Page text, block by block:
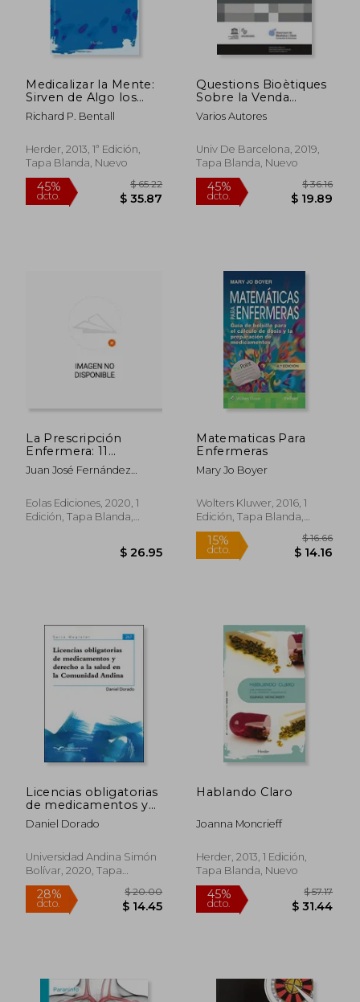
Medicalizar la Mente:
Sirven de Algo los
Tratamientos
Psiquiátricos?
Psicoterapia de la
Psicosis)
Richard P. Bentall
Herder, 2013, 1ª Edición,
Tapa Blanda, Nuevo
Questions Bioètiques
Sobre la Venda
D&@X02019;
Aliments i la Dispe
Medicaments Online
/Cuestiones Bioeticas
Alimentos y la
Dispensacion de
Varios Autores
Univ De Barcelona, 2019,
Tapa Blanda, Nuevo
45%
dcto.
La Prescripción
Enfermera: 11
(Monografías)
Juan José Fernández
Eolas Ediciones, 2020, 1
Edición, Tapa Blanda,
Matematicas Para
Enfermeras
Mary Jo Boyer
Wolters Kluwer, 2016, 1
Edición, Tapa Blanda,
Nuevo
15%
dcto.
Licencias obligatorias
de medicamentos y
derecho a la salud en
la Comunidad Andina
Daniel Dorado
Universidad Andina Simón
Bolívar, 2020, Tapa
Blanda, Nuevo
Hablando Claro
Joanna Moncrieff
Herder, 2013, 1 Edición,
Tapa Blanda, Nuevo